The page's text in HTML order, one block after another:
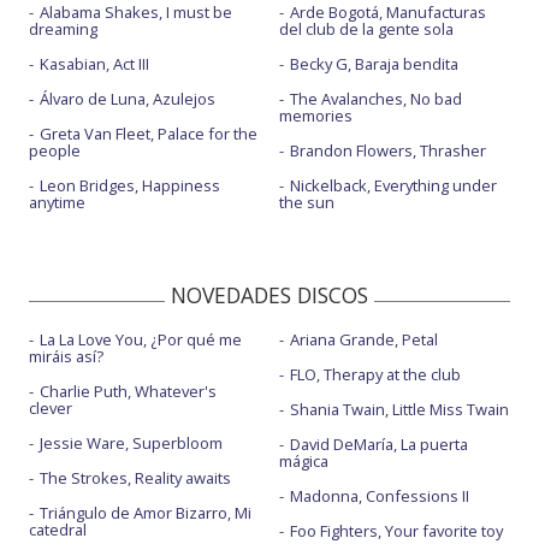
Alabama Shakes, I must be
dreaming
Kasabian, Act III
Álvaro de Luna, Azulejos
Greta Van Fleet, Palace for the
people
Leon Bridges, Happiness
anytime
Arde Bogotá, Manufacturas
del club de la gente sola
Becky G, Baraja bendita
The Avalanches, No bad
memories
Brandon Flowers, Thrasher
Nickelback, Everything under
the sun
NOVEDADES DISCOS
La La Love You, ¿Por qué me
miráis así?
Charlie Puth, Whatever's
clever
Jessie Ware, Superbloom
The Strokes, Reality awaits
Triángulo de Amor Bizarro, Mi
catedral
Ariana Grande, Petal
FLO, Therapy at the club
Shania Twain, Little Miss Twain
David DeMaría, La puerta
mágica
Madonna, Confessions II
Foo Fighters, Your favorite toy